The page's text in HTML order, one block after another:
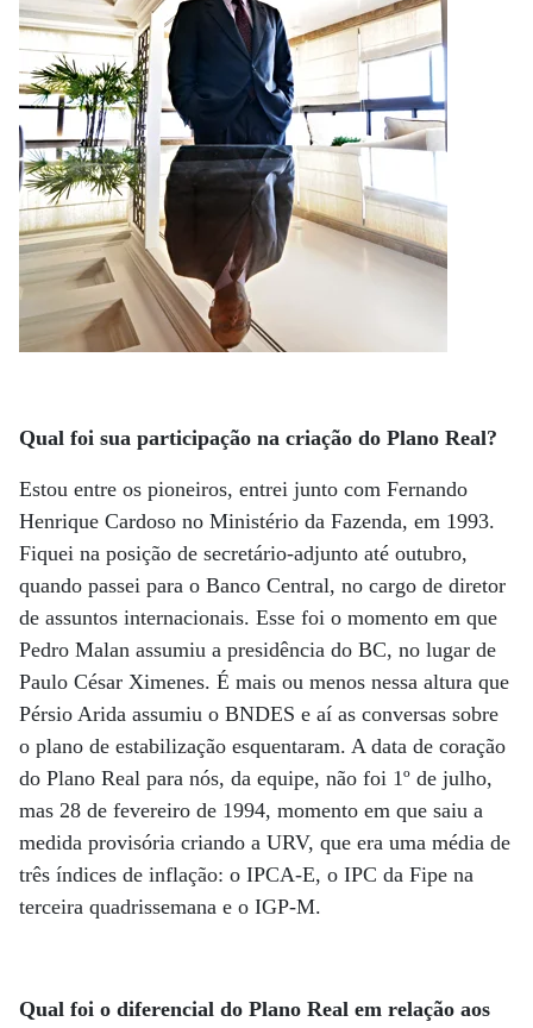
Qual foi sua participação na criação do Plano Real?
Estou entre os pioneiros, entrei junto com Fernando
Henrique Cardoso no Ministério da Fazenda, em 1993.
Fiquei na posição de secretário-adjunto até outubro,
quando passei para o Banco Central, no cargo de diretor
de assuntos internacionais. Esse foi o momento em que
Pedro Malan assumiu a presidência do BC, no lugar de
Paulo César Ximenes. É mais ou menos nessa altura que
Pérsio Arida assumiu o BNDES e aí as conversas sobre
o plano de estabilização esquentaram. A data de coração
do Plano Real para nós, da equipe, não foi 1º de julho,
mas 28 de fevereiro de 1994, momento em que saiu a
medida provisória criando a URV, que era uma média de
três índices de inflação: o IPCA-E, o IPC da Fipe na
terceira quadrissemana e o IGP-M.
Qual foi o diferencial do Plano Real em relação aos